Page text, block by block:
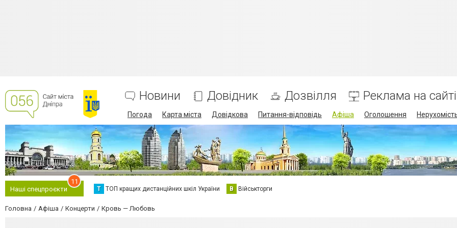
Новини Довідник Дозвілля Реклама на сайті
Погода Карта міста Довідкова Питання-відповідь Афіша Оголошення
Наші спецпроєкти
11
Т ТОП кращих дистанційних шкіл України В Військторги
Головна Афіша Концерти Кровь — Любовь